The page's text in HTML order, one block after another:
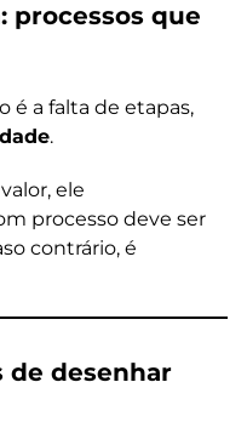
processos que
é a falta de etapas,
.
ele
processo deve ser
contrário, é
de desenhar